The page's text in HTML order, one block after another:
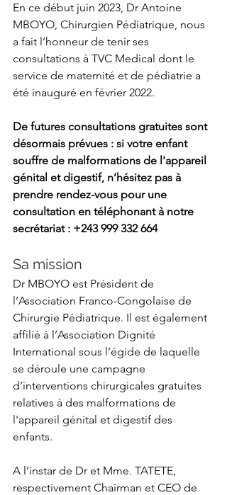
En ce début juin 2023, Dr Antoine
MBOYO, Chirurgien Pédiatrique, nous
a fait l’honneur de tenir ses
consultations à TVC Medical dont le
service de maternité et de pédiatrie a
été inauguré en février 2022.
De futures consultations gratuites sont
désormais prévues : si votre enfant
souffre de malformations de l'appareil
génital et digestif, n’hésitez pas à
prendre rendez-vous pour une
consultation en téléphonant à notre
secrétariat : +243 999 332 664
Sa mission
Dr MBOYO est Président de
l’Association Franco-Congolaise de
Chirurgie Pédiatrique. Il est également
affilié à l’Association Dignité
International sous l’égide de laquelle
se déroule une campagne
d’interventions chirurgicales gratuites
relatives à des malformations de
l'appareil génital et digestif des
enfants.
A l’instar de Dr et Mme. TATETE,
respectivement Chairman et CEO de